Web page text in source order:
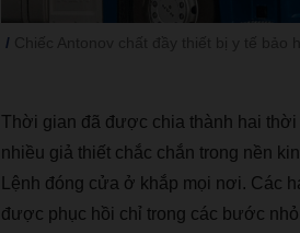
Thời gian đã được chia thành hai thời
nhiều giả thiết chắc chắn trong nền
ệnh đóng cửa ở khắp mọi nơi. Các h
được phục hồi chỉ trong các bước nhỏ